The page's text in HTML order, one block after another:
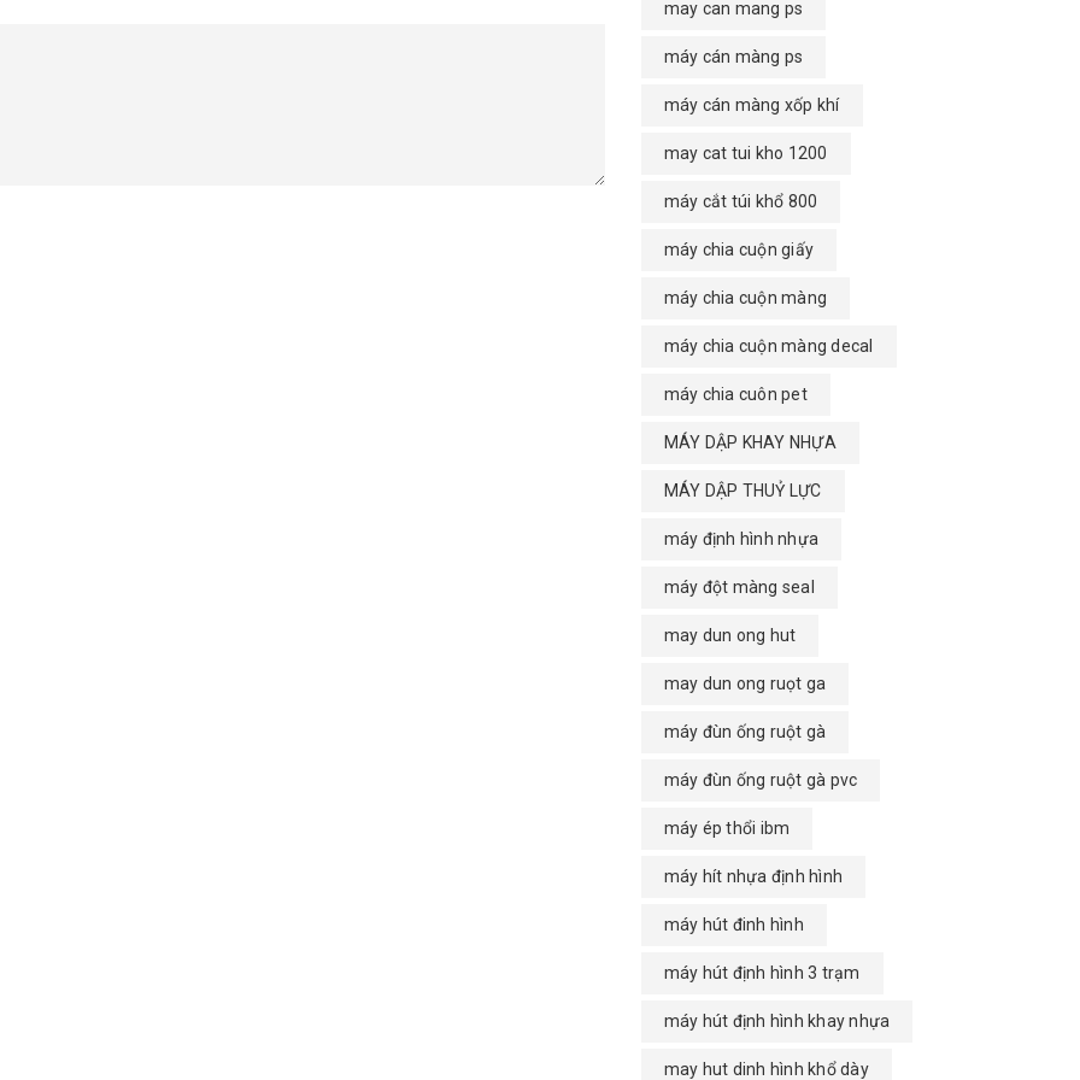
may can mang ps
máy cán màng ps
máy cán màng xốp khí
may cat tui kho 1200
máy cắt túi khổ 800
máy chia cuộn giấy
máy chia cuộn màng
máy chia cuộn màng decal
máy chia cuôn pet
MÁY DẬP KHAY NHỰA
MÁY DẬP THUỶ LỰC
máy định hình nhựa
máy đột màng seal
may dun ong hut
may dun ong ruọt ga
máy đùn ống ruột gà
máy đùn ống ruột gà pvc
máy ép thổi ibm
máy hít nhựa định hình
máy hút đinh hình
máy hút định hình 3 trạm
máy hút định hình khay nhựa
may hut dinh hình khổ dày